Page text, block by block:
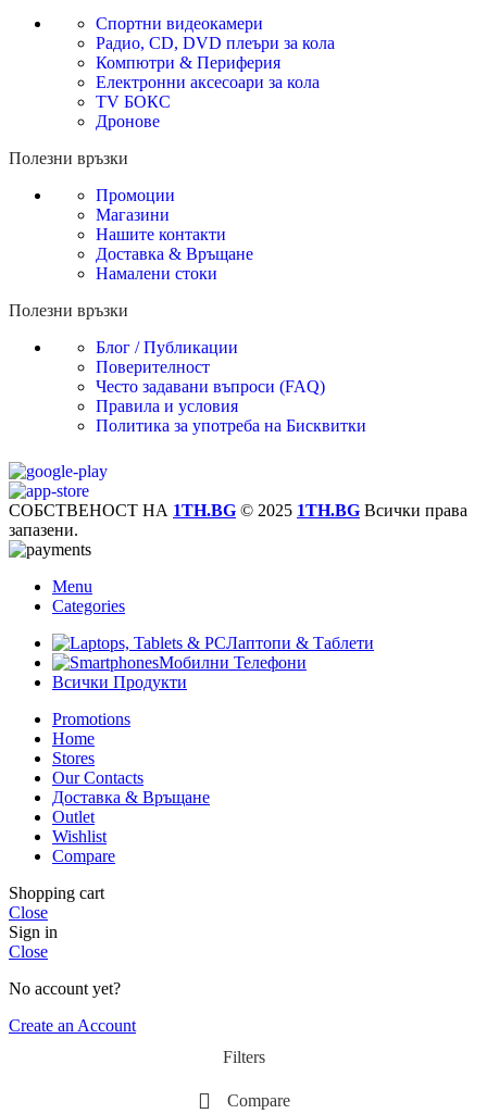
Спортни видеокамери
Радио, CD, DVD плеъри за кола
Компютри & Периферия
Електронни аксесоари за кола
TV БОКС
Дронове
Полезни връзки
Промоции
Магазини
Нашите контакти
Доставка & Връщане
Намалени стоки
Полезни връзки
Блог / Публикации
Поверителност
Често задавани въпроси (FAQ)
Правила и условия
Политика за употреба на Бисквитки
СОБСТВЕНОСТ НА 1TH.BG © 2025 1TH.BG Всички права
запазени.
Menu
Categories
Лаптопи & Таблети
Мобилни Телефони
Всички Продукти
Promotions
Home
Stores
Our Contacts
Доставка & Връщане
Outlet
Wishlist
Compare
Shopping cart
Close
Sign in
Close
No account yet?
Create an Account
Filters
Compare